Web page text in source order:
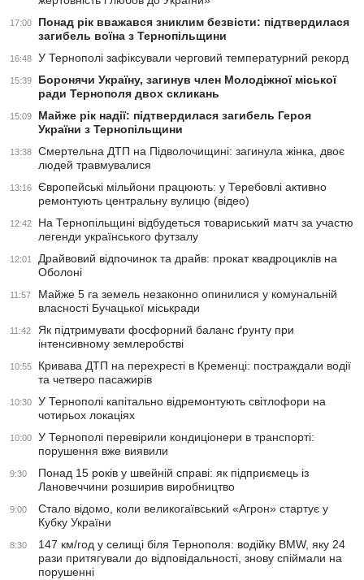
17:00
Понад рік вважався зниклим безвісти: підтвердилася
загибель воїна з Тернопільщини
16:48 У Тернополі зафіксували черговий температурний рекорд
15:39
Боронячи Україну, загинув член Молодіжної міської
ради Тернополя двох скликань
15:09
Майже рік надії: підтвердилася загибель Героя
України з Тернопільщини
13:38
Смертельна ДТП на Підволочищині: загинула жінка, двоє
людей травмувалися
13:16
Європейські мільйони працюють: у Теребовлі активно
ремонтують центральну вулицю (відео)
12:42
На Тернопільщині відбудеться товариський матч за участю
легенди українського футзалу
12:01
Драйвовий відпочинок та драйв: прокат квадроциклів на
Оболоні
11:57
Майже 5 га земель незаконно опинилися у комунальній
власності Бучацької міськради
11:42
Як підтримувати фосфорний баланс ґрунту при
інтенсивному землеробстві
10:55
Кривава ДТП на перехресті в Кременці: постраждали водії
та четверо пасажирів
10:30
У Тернополі капітально відремонтують світлофори на
чотирьох локаціях
10:00
У Тернополі перевірили кондиціонери в транспорті:
порушення вже виявили
9:30
Понад 15 років у швейній справі: як підприємець із
Лановеччини розширив виробництво
9:00
Стало відомо, коли великогаївський «Агрон» стартує у
Кубку України
8:30
147 км/год у селищі біля Тернополя: водійку BMW, яку 24
рази притягували до відповідальності, знову спіймали на
порушенні